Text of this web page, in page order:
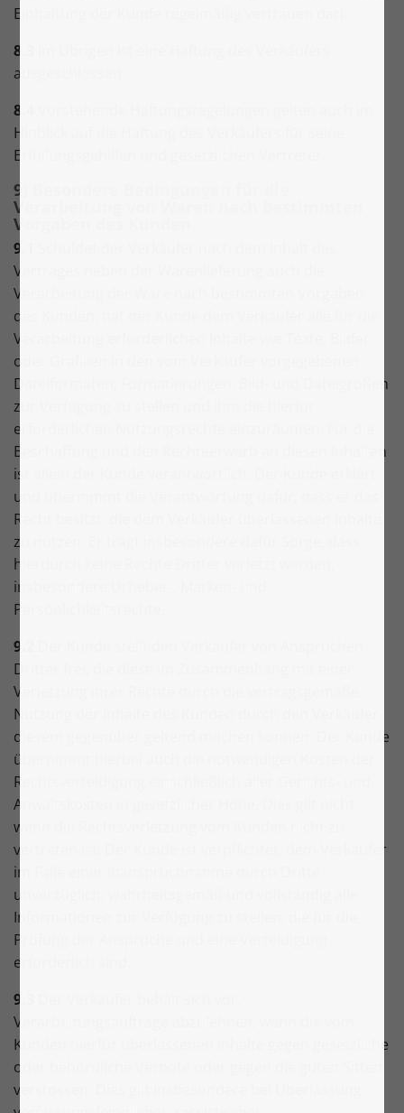
Einhaltung der Kunde regelmäßig vertrauen darf.
8.3
ausgeschlossen.
8.4
Hinblick auf die Haftung des Verkäufers für seine
Erfüllungsgehilfen und gesetzlichen Vertreter.
9) Besondere Bedingungen für die
Verarbeitung von Waren nach bestimmten
Vorgaben des Kunden
9.1
Vertrages neben der Warenlieferung auch die
Verarbeitung der Ware nach bestimmten Vorgaben
des Kunden, hat der Kunde dem Verkäufer alle für die
Verarbeitung erforderlichen Inhalte wie Texte, Bilder
oder Grafiken in den vom Verkäufer vorgegebenen
Dateiformaten, Formatierungen, Bild- und Dateigrößen
zur Verfügung zu stellen und ihm die hierfür
erforderlichen Nutzungsrechte einzuräumen. Für die
Beschaffung und den Rechteerwerb an diesen Inhalten
ist allein der Kunde verantwortlich. Der Kunde erklärt
und übernimmt die Verantwortung dafür, dass er das
Recht besitzt, die dem Verkäufer überlassenen Inhalte
zu nutzen. Er trägt insbesondere dafür Sorge, dass
hierdurch keine Rechte Dritter verletzt werden,
insbesondere Urheber-, Marken- und
Persönlichkeitsrechte.
9.2
Dritter frei, die diese im Zusammenhang mit einer
Verletzung ihrer Rechte durch die vertragsgemäße
Nutzung der Inhalte des Kunden durch den Verkäufer
diesem gegenüber geltend machen können. Der Kunde
übernimmt hierbei auch die notwendigen Kosten der
Rechtsverteidigung einschließlich aller Gerichts- und
Anwaltskosten in gesetzlicher Höhe. Dies gilt nicht,
wenn die Rechtsverletzung vom Kunden nicht zu
vertreten ist. Der Kunde ist verpflichtet, dem Verkäufer
im Falle einer Inanspruchnahme durch Dritte
unverzüglich, wahrheitsgemäß und vollständig alle
Informationen zur Verfügung zu stellen, die für die
Prüfung der Ansprüche und eine Verteidigung
erforderlich sind.
9.3
Verarbeitungsaufträge abzulehnen, wenn die vom
Kunden hierfür überlassenen Inhalte gegen gesetzliche
oder behördliche Verbote oder gegen die guten Sitten
verstossen. Dies gilt insbesondere bei Überlassung